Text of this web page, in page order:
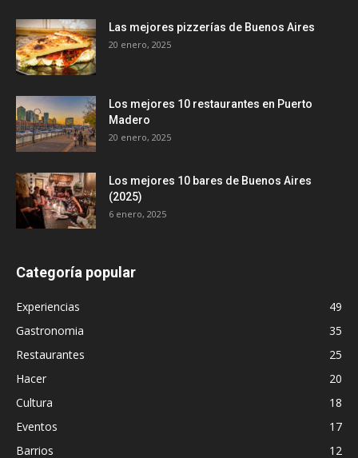
Las mejores pizzerías de Buenos Aires
20 enero, 2025
Los mejores 10 restaurantes en Puerto
Madero
20 enero, 2025
Los mejores 10 bares de Buenos Aires
(2025)
6 enero, 2025
Categoría popular
Experiencias
49
Gastronomia
35
Restaurantes
25
Hacer
20
Cultura
18
Eventos
17
Barrios
12